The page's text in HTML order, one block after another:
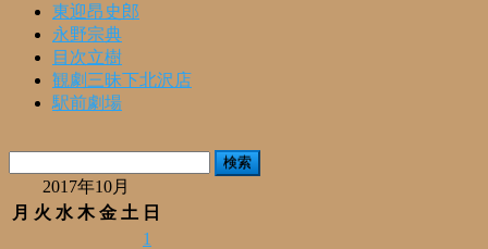
東迎昂史郎
永野宗典
目次立樹
観劇三昧下北沢店
駅前劇場
2017年10月
月 火 水 木 金 土 日
1